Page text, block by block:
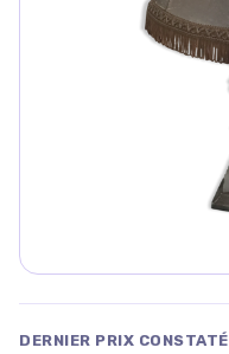
DERNIER PRIX CONSTATÉ